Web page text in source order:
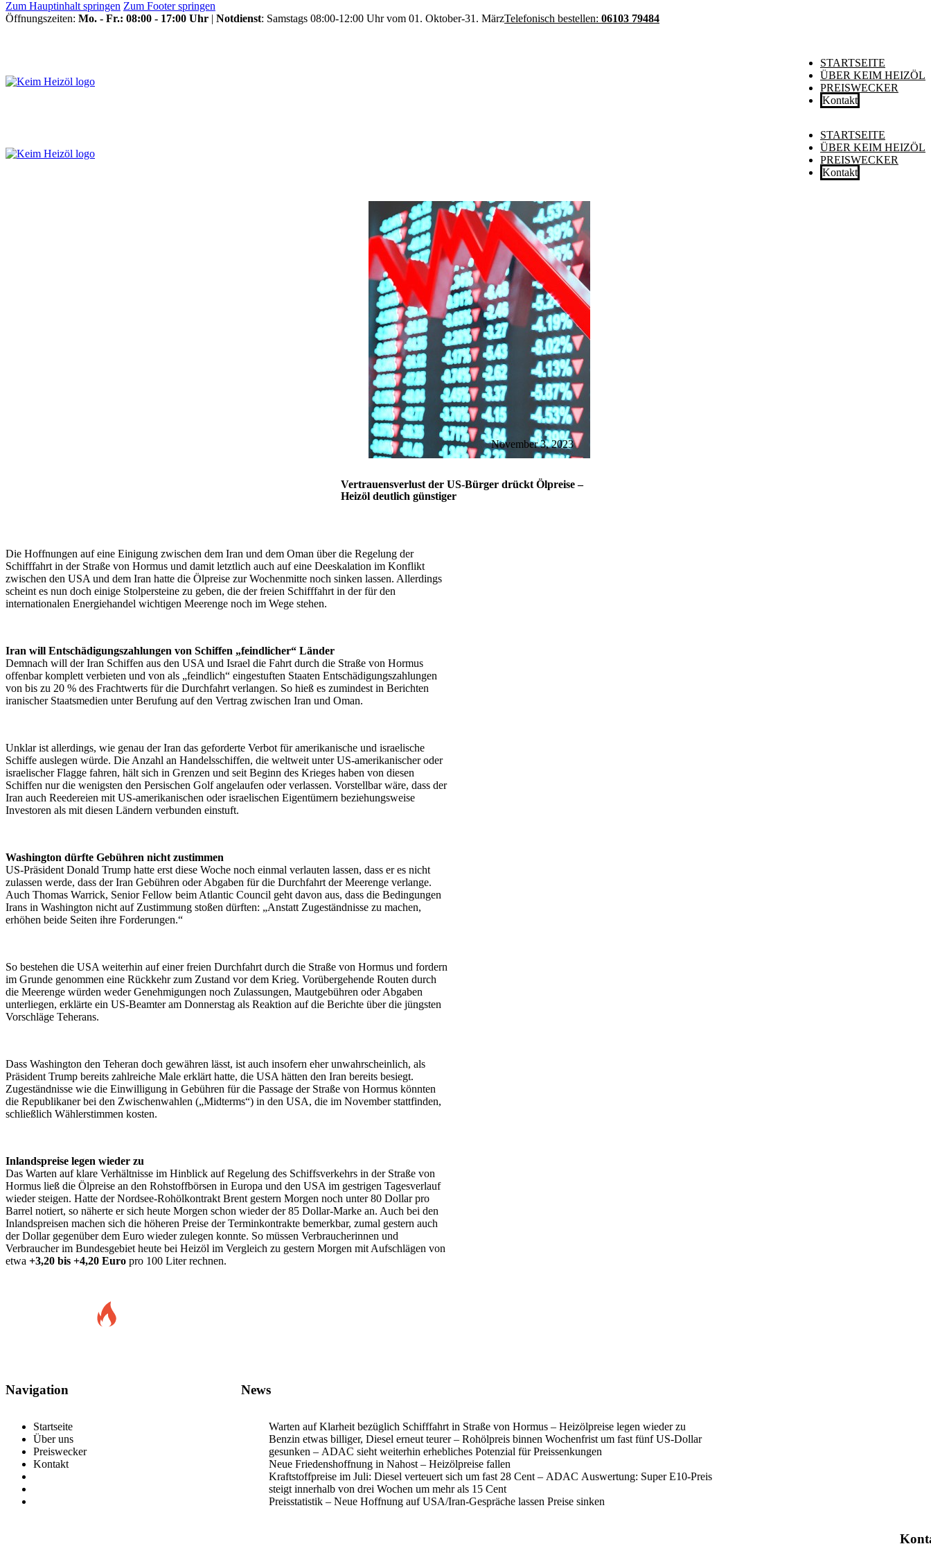
Zum Hauptinhalt springen Zum Footer springen
Öffnungszeiten: Mo. - Fr.: 08:00 - 17:00 Uhr | Notdienst: Samstags 08:00-12:00 Uhr vom 01. Oktober-31. MärzTelefonisch bestellen: 06103 79484
STARTSEITE
ÜBER KEIM HEIZÖL
PREISWECKER
Kontakt
STARTSEITE
ÜBER KEIM HEIZÖL
PREISWECKER
Kontakt
Vertrauensverlust der US-Bürger drückt Ölpreise –
Heizöl deutlich günstiger
November 3, 2023
Die Hoffnungen auf eine Einigung zwischen dem Iran und dem Oman über die Regelung der
Schifffahrt in der Straße von Hormus und damit letztlich auch auf eine Deeskalation im Konflikt
zwischen den USA und dem Iran hatte die Ölpreise zur Wochenmitte noch sinken lassen. Allerdings
scheint es nun doch einige Stolpersteine zu geben, die der freien Schifffahrt in der für den
internationalen Energiehandel wichtigen Meerenge noch im Wege stehen.
Iran will Entschädigungszahlungen von Schiffen „feindlicher“ Länder
Demnach will der Iran Schiffen aus den USA und Israel die Fahrt durch die Straße von Hormus
offenbar komplett verbieten und von als „feindlich“ eingestuften Staaten Entschädigungszahlungen
von bis zu 20 % des Frachtwerts für die Durchfahrt verlangen. So hieß es zumindest in Berichten
iranischer Staatsmedien unter Berufung auf den Vertrag zwischen Iran und Oman.
Unklar ist allerdings, wie genau der Iran das geforderte Verbot für amerikanische und israelische
Schiffe auslegen würde. Die Anzahl an Handelsschiffen, die weltweit unter US-amerikanischer oder
israelischer Flagge fahren, hält sich in Grenzen und seit Beginn des Krieges haben von diesen
Schiffen nur die wenigsten den Persischen Golf angelaufen oder verlassen. Vorstellbar wäre, dass der
Iran auch Reedereien mit US-amerikanischen oder israelischen Eigentümern beziehungsweise
Investoren als mit diesen Ländern verbunden einstuft.
Washington dürfte Gebühren nicht zustimmen
US-Präsident Donald Trump hatte erst diese Woche noch einmal verlauten lassen, dass er es nicht
zulassen werde, dass der Iran Gebühren oder Abgaben für die Durchfahrt der Meerenge verlange.
Auch Thomas Warrick, Senior Fellow beim Atlantic Council geht davon aus, dass die Bedingungen
Irans in Washington nicht auf Zustimmung stoßen dürften: „Anstatt Zugeständnisse zu machen,
erhöhen beide Seiten ihre Forderungen.“
So bestehen die USA weiterhin auf einer freien Durchfahrt durch die Straße von Hormus und fordern
im Grunde genommen eine Rückkehr zum Zustand vor dem Krieg. Vorübergehende Routen durch
die Meerenge würden weder Genehmigungen noch Zulassungen, Mautgebühren oder Abgaben
unterliegen, erklärte ein US-Beamter am Donnerstag als Reaktion auf die Berichte über die jüngsten
Vorschläge Teherans.
Dass Washington den Teheran doch gewähren lässt, ist auch insofern eher unwahrscheinlich, als
Präsident Trump bereits zahlreiche Male erklärt hatte, die USA hätten den Iran bereits besiegt.
Zugeständnisse wie die Einwilligung in Gebühren für die Passage der Straße von Hormus könnten
die Republikaner bei den Zwischenwahlen („Midterms“) in den USA, die im November stattfinden,
schließlich Wählerstimmen kosten.
Inlandspreise legen wieder zu
Das Warten auf klare Verhältnisse im Hinblick auf Regelung des Schiffsverkehrs in der Straße von
Hormus ließ die Ölpreise an den Rohstoffbörsen in Europa und den USA im gestrigen Tagesverlauf
wieder steigen. Hatte der Nordsee-Rohölkontrakt Brent gestern Morgen noch unter 80 Dollar pro
Barrel notiert, so näherte er sich heute Morgen schon wieder der 85 Dollar-Marke an. Auch bei den
Inlandspreisen machen sich die höheren Preise der Terminkontrakte bemerkbar, zumal gestern auch
der Dollar gegenüber dem Euro wieder zulegen konnte. So müssen Verbraucherinnen und
Verbraucher im Bundesgebiet heute bei Heizöl im Vergleich zu gestern Morgen mit Aufschlägen von
etwa +3,20 bis +4,20 Euro pro 100 Liter rechnen.
Navigation
Startseite
Über uns
Preiswecker
Kontakt
News
Warten auf Klarheit bezüglich Schifffahrt in Straße von Hormus – Heizölpreise legen wieder zu
Benzin etwas billiger, Diesel erneut teurer – Rohölpreis binnen Wochenfrist um fast fünf US-Dollar
gesunken – ADAC sieht weiterhin erhebliches Potenzial für Preissenkungen
Neue Friedenshoffnung in Nahost – Heizölpreise fallen
Kraftstoffpreise im Juli: Diesel verteuert sich um fast 28 Cent – ADAC Auswertung: Super E10-Preis
steigt innerhalb von drei Wochen um mehr als 15 Cent
Preisstatistik – Neue Hoffnung auf USA/Iran-Gespräche lassen Preise sinken